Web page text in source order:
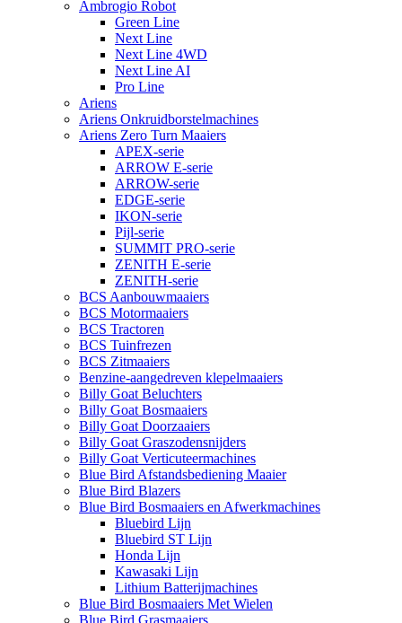
Ambrogio Robot
Green Line
Next Line
Next Line 4WD
Next Line AI
Pro Line
Ariens
Ariens Onkruidborstelmachines
Ariens Zero Turn Maaiers
APEX-serie
ARROW E-serie
ARROW-serie
EDGE-serie
IKON-serie
Pijl-serie
SUMMIT PRO-serie
ZENITH E-serie
ZENITH-serie
BCS Aanbouwmaaiers
BCS Motormaaiers
BCS Tractoren
BCS Tuinfrezen
BCS Zitmaaiers
Benzine-aangedreven klepelmaaiers
Billy Goat Beluchters
Billy Goat Bosmaaiers
Billy Goat Doorzaaiers
Billy Goat Graszodensnijders
Billy Goat Verticuteermachines
Blue Bird Afstandsbediening Maaier
Blue Bird Blazers
Blue Bird Bosmaaiers en Afwerkmachines
Bluebird Lijn
Bluebird ST Lijn
Honda Lijn
Kawasaki Lijn
Lithium Batterijmachines
Blue Bird Bosmaaiers Met Wielen
Blue Bird Grasmaaiers